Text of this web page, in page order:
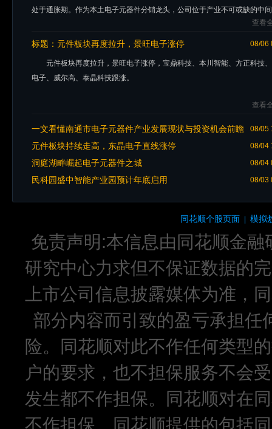
处于通胀期。作为本土电子元器件分销龙头，公司位于产业不可或缺的中
查看
08/06
标题： 元件板块再度拉升，景旺电子涨停
元件板块再度拉升，景旺电子涨停，宝鼎科技、本川智能、方正科技
电子、威尔高、泰晶科技跟涨。
查看
08/05
一文看懂南通市电子元器件产业发展现状与投资机会前瞻
（附电子元器件产业现状、空间布局、投资机会分析等）
08/04
元件板块持续走高，东晶电子直线涨停
08/04
洞庭湖畔崛起电子元器件之城
08/03
民科园盛中智能产业园预计年底启用
同花顺个股页面 | 模拟
免责声明:本信息由同花顺金
研究中心力求但不保证数据的
上市公司信息披露媒体为准，
部分内容而引致的盈亏承担任
险。同花顺对此不作任何类型
户的要求，也不担保服务不会
发生都不作担保。同花顺对在
不作担保。同花顺提供的包括